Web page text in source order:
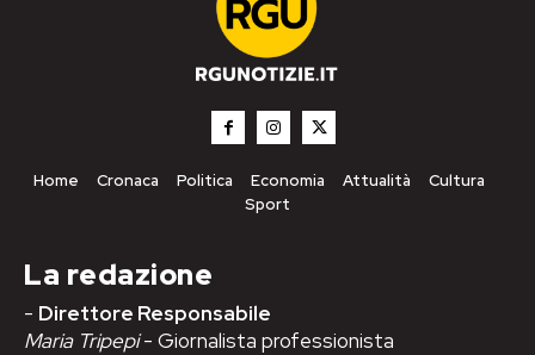
Home Cronaca Politica Economia Attualità
Cultura
Sport
La redazione
- Direttore Responsabile
Maria Tripepi- Giornalista professionista